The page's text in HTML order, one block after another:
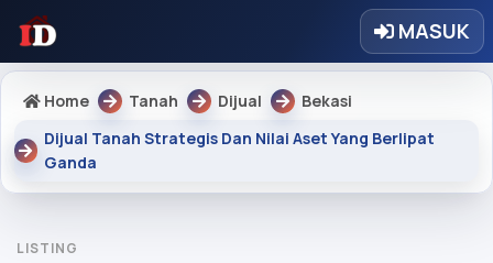
MASUK
Home Tanah Dijual
Bekasi
Dijual Tanah Strategis Dan Nilai Aset Yang Berlipat
Ganda
LISTING